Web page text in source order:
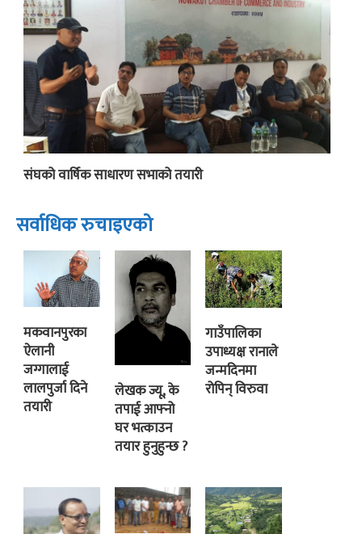
संघको वार्षिक साधारण सभाको तयारी
सर्वाधिक रुचाइएको
मकवानपुरका
ऐलानी
जग्गालाई
लालपुर्जा दिने
तयारी
लेखक ज्यू, के
तपाई आफ्नो
घर भत्काउन
तयार हुनुहुन्छ ?
गाउँपालिका
उपाध्यक्ष रानाले
जन्मदिनमा
रोपिन् विरुवा